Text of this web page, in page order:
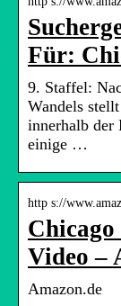
Für:
9. Staffel:
Wandels
innerhalb der
einige …
http s://
Chicago
Video –
Amazon.de